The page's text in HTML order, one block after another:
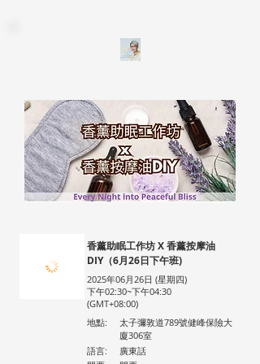
香薰助眠工作坊 X 香薰按摩油
DIY（6月26日下午班)
2025年06月26日 (星期四)
下午02:30~下午04:30
(GMT+08:00)
地點:
太子彌敦道789號健峰保險大
廈306室
語言:
廣東話